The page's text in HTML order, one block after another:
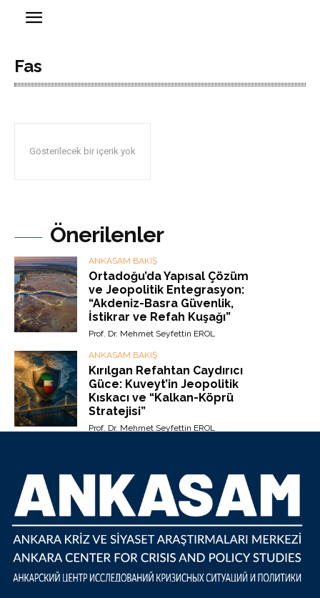
Fas
Gösterilecek bir içerik yok
Önerilenler
ANKASAM BAKIŞ
Ortadoğu’da Yapısal Çözüm
ve Jeopolitik Entegrasyon:
“Akdeniz-Basra Güvenlik,
İstikrar ve Refah Kuşağı”
Prof. Dr. Mehmet Seyfettin EROL
ANKASAM BAKIŞ
Kırılgan Refahtan Caydırıcı
Güce: Kuveyt’in Jeopolitik
Kıskacı ve “Kalkan-Köprü
Stratejisi”
Prof. Dr. Mehmet Seyfettin EROL